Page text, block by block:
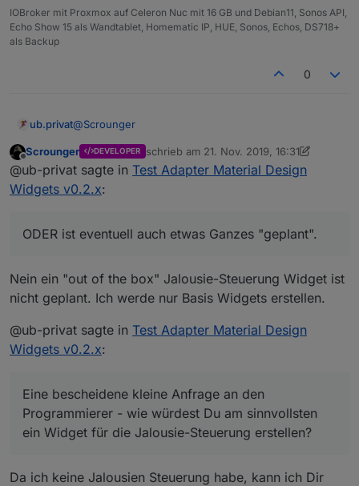
und nicht wie bei mir
nur die volle Stunde ? ( Daten kommen vom
IOBroker mit Proxmox auf Celeron Nuc mit 16 GB und Debian11, Sonos API,
Echo Show 15 als Wandtablet, Homematic IP, HUE, Sonos, Echos, DS718+
als Backup
0
ub.privat@Scrounger
Eine bescheidene kleine Anfrage an den
Programmierer - wie würdest Du am sinnvollsten ein
Widget für die Jalousie-Steuerung erstellen?
"geplant".
Man sehe mir meine naive Nachfrage nach, mit jedem
Frage verdient sicher auch immer eine gute Antwort
Offline
Scrounger DEVELOPER schrieb am 21. Nov. 2019, 16:31
zuletzt editiert von Scrounger
@ub-privat sagte in Test Adapter Material Design
Widgets v0.2.x:
ODER ist eventuell auch etwas Ganzes "geplant".
Nein ein "out of the box" Jalousie-Steuerung Widget ist
nicht geplant. Ich werde nur Basis Widgets erstellen.
@ub-privat sagte in Test Adapter Material Design
Widgets v0.2.x:
Eine bescheidene kleine Anfrage an den
Programmierer - wie würdest Du am sinnvollsten
ein Widget für die Jalousie-Steuerung erstellen?
Da ich keine Jalousien Steuerung habe, kann ich Dir